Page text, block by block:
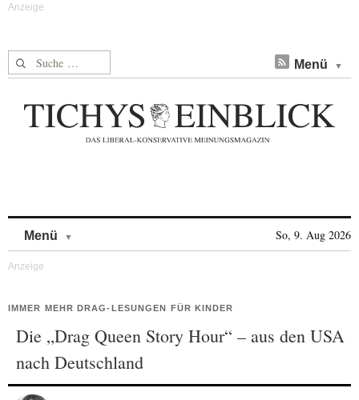
Suche nach: Menü
Menü So, 9. Aug 2026
IMMER MEHR DRAG-LESUNGEN FÜR KINDER
Die „Drag Queen Story Hour“ – aus den USA
nach Deutschland